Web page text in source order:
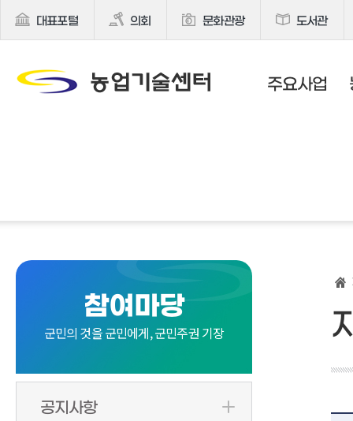
대표포털 의회 문화관광 도서관
주요사업
참여마당
군민의 것을 군민에게, 군민주권 기장
공지사항